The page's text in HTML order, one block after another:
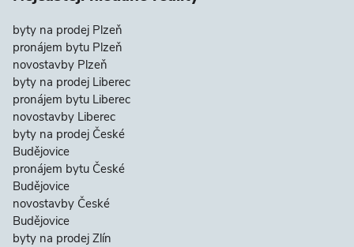
byty na prodej Plzeň
pronájem bytu Plzeň
novostavby Plzeň
byty na prodej Liberec
pronájem bytu Liberec
novostavby Liberec
byty na prodej České
Budějovice
pronájem bytu České
Budějovice
novostavby České
Budějovice
byty na prodej Zlín